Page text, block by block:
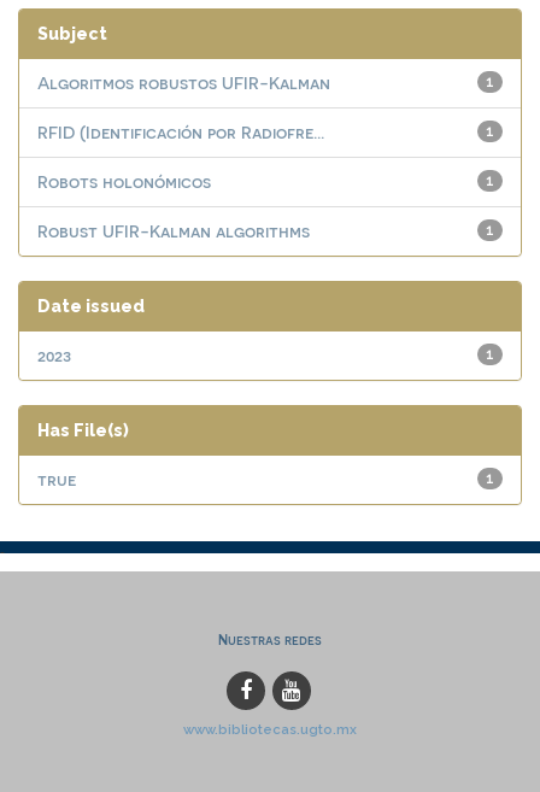
Subject
1
Algoritmos robustos UFIR-Kalman
1
RFID (Identificación por Radiofre...
1
Robots holonómicos
1
Robust UFIR-Kalman algorithms
Date issued
1
2023
Has File(s)
1
true
Nuestras redes
www.bibliotecas.ugto.mx